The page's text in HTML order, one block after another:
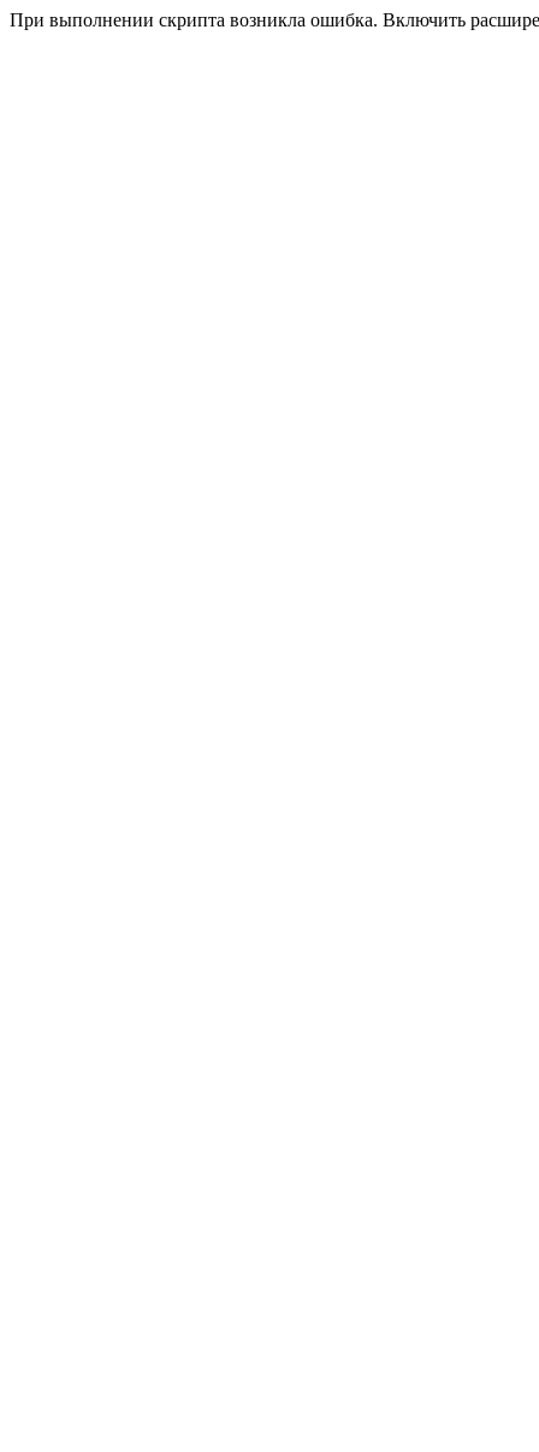
При выполнении скрипта возникла ошибка. Включить